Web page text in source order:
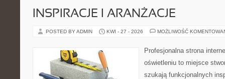
INSPIRACJE I ARANŻACJE
POSTED BY ADMIN KWI - 27 - 2026 MOŻLIWOŚĆ
Profesjonalna strona
oświetleniu to miejsce
szukają funkcjonalnych